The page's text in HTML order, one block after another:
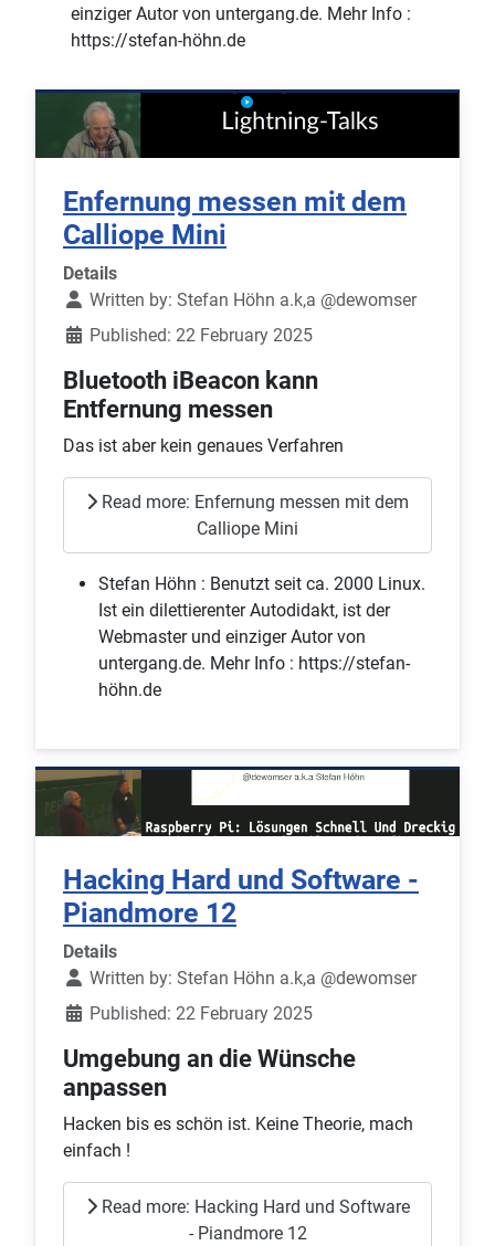
einziger Autor von untergang.de. Mehr Info :
https://stefan-höhn.de
Enfernung messen mit dem
Calliope Mini
Details
Written by: Stefan Höhn a.k,a @dewomser
Published: 22 February 2025
Bluetooth iBeacon kann
Entfernung messen
Das ist aber kein genaues Verfahren
Read more: Enfernung messen mit dem
Calliope Mini
Stefan Höhn : Benutzt seit ca. 2000 Linux.
Ist ein dilettierenter Autodidakt, ist der
Webmaster und einziger Autor von
untergang.de. Mehr Info : https://stefan-
höhn.de
Hacking Hard und Software -
Piandmore 12
Details
Written by: Stefan Höhn a.k,a @dewomser
Published: 22 February 2025
Umgebung an die Wünsche
anpassen
Hacken bis es schön ist. Keine Theorie, mach
einfach !
Read more: Hacking Hard und Software
- Piandmore 12